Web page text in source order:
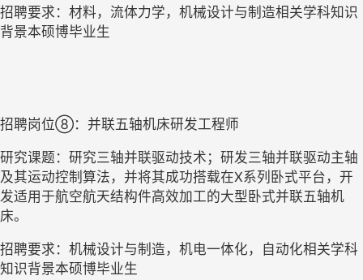
招聘要求：材料，流体力学，机械设计与制造相关学科知识
背景本硕博毕业生
招聘岗位⑧：并联五轴机床研发工程师
研究课题：研究三轴并联驱动技术；研发三轴并联驱动主轴
及其运动控制算法，并将其成功搭载在X系列卧式平台，开
发适用于航空航天结构件高效加工的大型卧式并联五轴机
床。
招聘要求：机械设计与制造，机电一体化，自动化相关学科
知识背景本硕博毕业生